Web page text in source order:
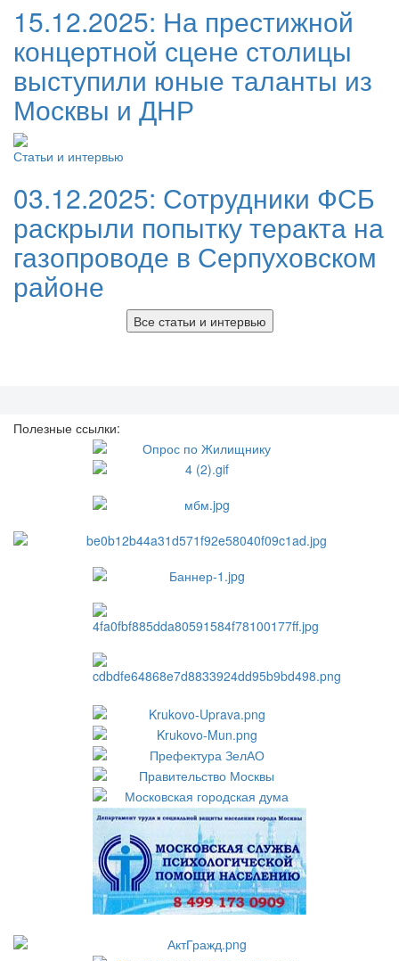
15.12.2025: На престижной
концертной сцене столицы
выступили юные таланты из
Москвы и ДНР
Статьи и интервью
03.12.2025: Сотрудники ФСБ
раскрыли попытку теракта на
газопроводе в Серпуховском
районе
Все статьи и интервью
Полезные ссылки: